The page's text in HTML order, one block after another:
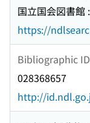
国立国会図書館
https://
Bibliographic
028368657
http://